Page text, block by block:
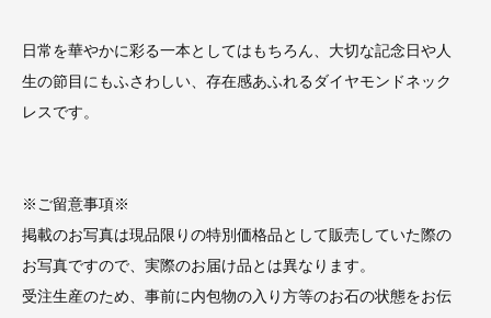
日常を華やかに彩る一本としてはもちろん、大切な記念日や人
生の節目にもふさわしい、存在感あふれるダイヤモンドネック
レスです。
※ご留意事項※
掲載のお写真は現品限りの特別価格品として販売していた際の
お写真ですので、実際のお届け品とは異なります。
受注生産のため、事前に内包物の入り方等のお石の状態をお伝